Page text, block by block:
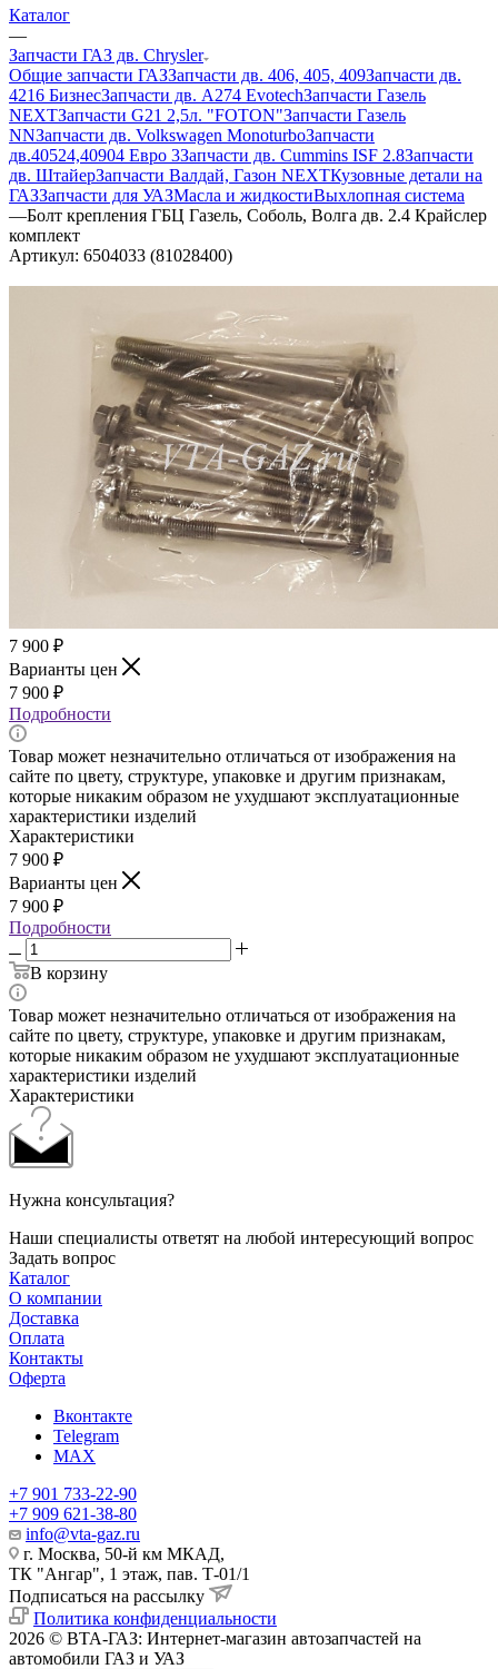
Каталог
—
Запчасти ГАЗ дв. Chrysler
Общие запчасти ГАЗЗапчасти дв. 406, 405, 409Запчасти дв.
4216 БизнесЗапчасти дв. A274 EvotechЗапчасти Газель
NEXTЗапчасти G21 2,5л. "FOTON"Запчасти Газель
NNЗапчасти дв. Volkswagen MonoturboЗапчасти
дв.40524,40904 Евро 3Запчасти дв. Cummins ISF 2.8Запчасти
дв. ШтайерЗапчасти Валдай, Газон NEXTКузовные детали на
ГАЗЗапчасти для УАЗМасла и жидкостиВыхлопная система
—Болт крепления ГБЦ Газель, Соболь, Волга дв. 2.4 Крайслер
комплект
Артикул: 6504033 (81028400)
7 900 ₽
Варианты цен
7 900 ₽
Подробности
Товар может незначительно отличаться от изображения на
сайте по цвету, структуре, упаковке и другим признакам,
которые никаким образом не ухудшают эксплуатационные
характеристики изделий
Характеристики
7 900 ₽
Варианты цен
7 900 ₽
Подробности
В корзину
Товар может незначительно отличаться от изображения на
сайте по цвету, структуре, упаковке и другим признакам,
которые никаким образом не ухудшают эксплуатационные
характеристики изделий
Характеристики
Нужна консультация?
Наши специалисты ответят на любой интересующий вопрос
Задать вопрос
Каталог
О компании
Доставка
Оплата
Контакты
Оферта
Вконтакте
Telegram
MAX
+7 901 733-22-90
+7 909 621-38-80
info@vta-gaz.ru
г. Москва, 50-й км МКАД,
ТК "Ангар", 1 этаж, пав. Т-01/1
Подписаться на рассылку
Политика конфиденциальности
2026 © ВТА-ГАЗ: Интернет-магазин автозапчастей на
автомобили ГАЗ и УАЗ